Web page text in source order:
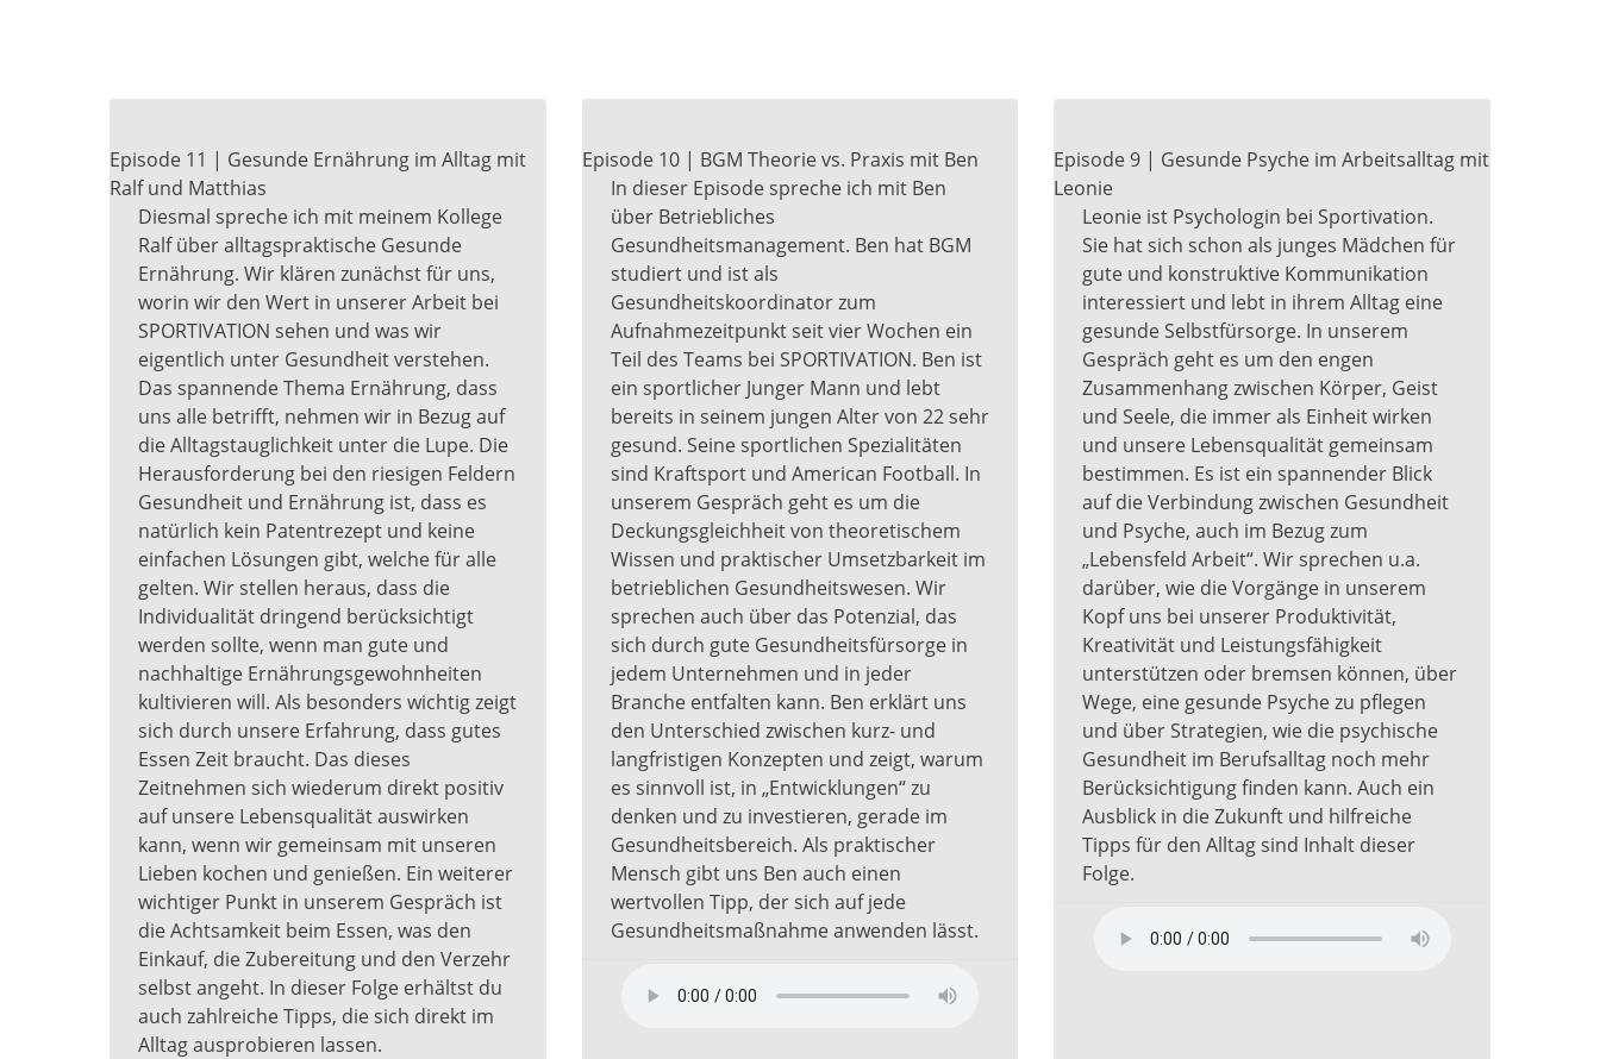
Episode 11 | Gesunde Ernährung im Alltag mit
Ralf und Matthias
Diesmal spreche ich mit meinem Kollege
Ralf über alltagspraktische Gesunde
Ernährung. Wir klären zunächst für uns,
worin wir den Wert in unserer Arbeit bei
SPORTIVATION sehen und was wir
eigentlich unter Gesundheit verstehen.
Das spannende Thema Ernährung, dass
uns alle betrifft, nehmen wir in Bezug auf
die Alltagstauglichkeit unter die Lupe. Die
Herausforderung bei den riesigen Feldern
Gesundheit und Ernährung ist, dass es
natürlich kein Patentrezept und keine
einfachen Lösungen gibt, welche für alle
gelten. Wir stellen heraus, dass die
Individualität dringend berücksichtigt
werden sollte, wenn man gute und
nachhaltige Ernährungsgewohnheiten
kultivieren will. Als besonders wichtig zeigt
sich durch unsere Erfahrung, dass gutes
Essen Zeit braucht. Das dieses
Zeitnehmen sich wiederum direkt positiv
auf unsere Lebensqualität auswirken
kann, wenn wir gemeinsam mit unseren
Lieben kochen und genießen. Ein weiterer
wichtiger Punkt in unserem Gespräch ist
die Achtsamkeit beim Essen, was den
Einkauf, die Zubereitung und den Verzehr
selbst angeht. In dieser Folge erhältst du
auch zahlreiche Tipps, die sich direkt im
Alltag ausprobieren lassen.
Episode 10 | BGM Theorie vs. Praxis mit Ben
In dieser Episode spreche ich mit Ben
über Betriebliches
Gesundheitsmanagement. Ben hat BGM
studiert und ist als
Gesundheitskoordinator zum
Aufnahmezeitpunkt seit vier Wochen ein
Teil des Teams bei SPORTIVATION. Ben ist
ein sportlicher Junger Mann und lebt
bereits in seinem jungen Alter von 22 sehr
gesund. Seine sportlichen Spezialitäten
sind Kraftsport und American Football. In
unserem Gespräch geht es um die
Deckungsgleichheit von theoretischem
Wissen und praktischer Umsetzbarkeit im
betrieblichen Gesundheitswesen. Wir
sprechen auch über das Potenzial, das
sich durch gute Gesundheitsfürsorge in
jedem Unternehmen und in jeder
Branche entfalten kann. Ben erklärt uns
den Unterschied zwischen kurz- und
langfristigen Konzepten und zeigt, warum
es sinnvoll ist, in „Entwicklungen“ zu
denken und zu investieren, gerade im
Gesundheitsbereich. Als praktischer
Mensch gibt uns Ben auch einen
wertvollen Tipp, der sich auf jede
Gesundheitsmaßnahme anwenden lässt.
Episode 9 | Gesunde Psyche im Arbeitsalltag mit
Leonie
Leonie ist Psychologin bei Sportivation.
Sie hat sich schon als junges Mädchen für
gute und konstruktive Kommunikation
interessiert und lebt in ihrem Alltag eine
gesunde Selbstfürsorge. In unserem
Gespräch geht es um den engen
Zusammenhang zwischen Körper, Geist
und Seele, die immer als Einheit wirken
und unsere Lebensqualität gemeinsam
bestimmen. Es ist ein spannender Blick
auf die Verbindung zwischen Gesundheit
und Psyche, auch im Bezug zum
„Lebensfeld Arbeit“. Wir sprechen u.a.
darüber, wie die Vorgänge in unserem
Kopf uns bei unserer Produktivität,
Kreativität und Leistungsfähigkeit
unterstützen oder bremsen können, über
Wege, eine gesunde Psyche zu pflegen
und über Strategien, wie die psychische
Gesundheit im Berufsalltag noch mehr
Berücksichtigung finden kann. Auch ein
Ausblick in die Zukunft und hilfreiche
Tipps für den Alltag sind Inhalt dieser
Folge.